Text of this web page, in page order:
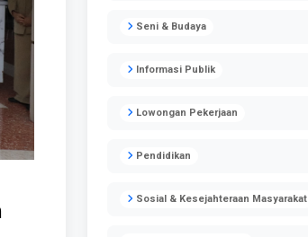
Seni & Budaya
Informasi Publik
Lowongan Pekerjaan
Pendidikan
Sosial & Kesejahteraan Masyarakat